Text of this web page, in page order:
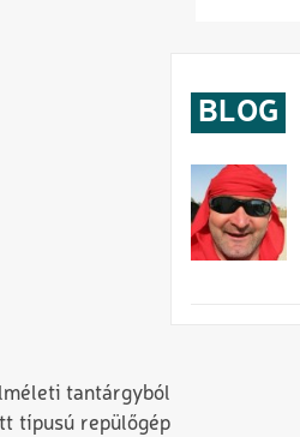
tantárgyból
típusú repülőgép
BLOG